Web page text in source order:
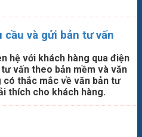
cầu và gửi bản tư vấn
hệ với khách hàng qua điện
vấn theo bản mềm và văn
có thắc mắc về văn bản tư
thích cho khách hàng.